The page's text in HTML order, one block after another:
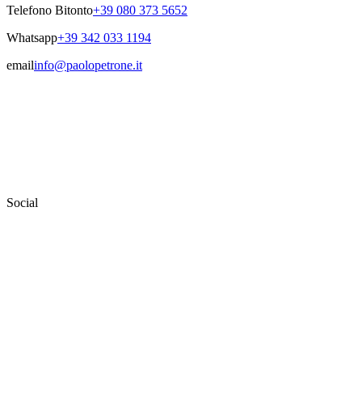
Telefono Bitonto+39 080 373 5652
Whatsapp+39 342 033 1194
emailinfo@paolopetrone.it
Social